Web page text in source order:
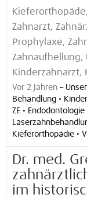
Zahnarzt,
Prophylaxe,
Zahnaufhellung,
Vor 2 Jahren –
Behandlung •
ZE •
Kieferorthopädie •
Dr. med.
im